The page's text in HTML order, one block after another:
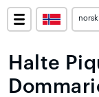
Halte